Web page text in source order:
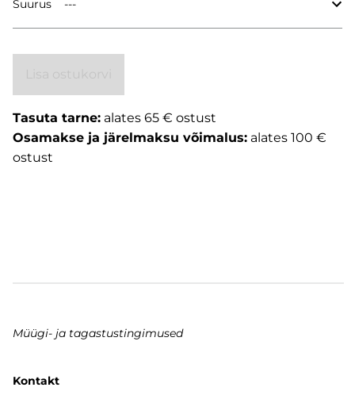
Suurus
Tasuta tarne: alates 65 € ostust
Osamakse ja järelmaksu võimalus: alates 100 €
ostust
Müügi- ja tagastustingimused
Kontakt